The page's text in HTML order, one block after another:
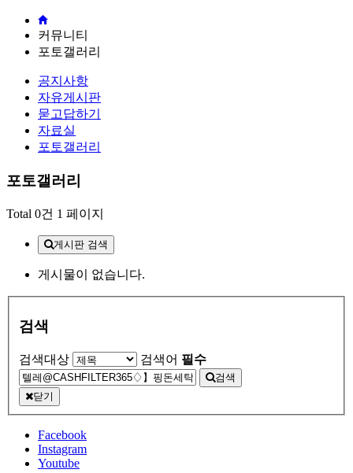
커뮤니티
포토갤러리
공지사항
자유게시판
묻고답하기
자료실
포토갤러리
포토갤러리
Total 0건 1 페이지
게시판 검색
게시물이 없습니다.
검색
검색대상 검색어 필수
검색
닫기
Facebook
Instagram
Youtube